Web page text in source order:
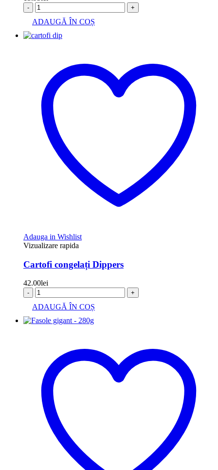
- +
ADAUGĂ ÎN COȘ
Adauga in Wishlist
Vizualizare rapida
Cartofi congelați Dippers
42.00lei
- +
ADAUGĂ ÎN COȘ